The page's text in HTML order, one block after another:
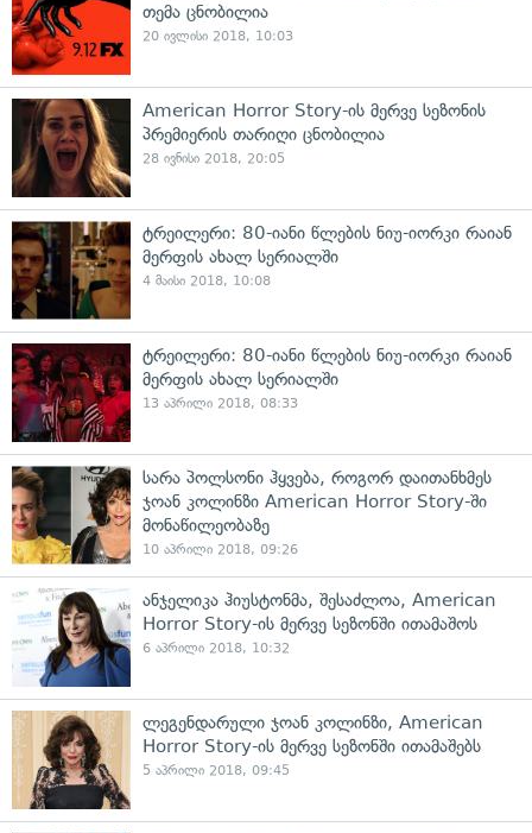
თემა ცნობილია
20 ივლისი 2018, 10:03
American Horror Story-ის მერვე სეზონის
პრემიერის თარიღი ცნობილია
28 ივნისი 2018, 20:05
ტრეილერი: 80-იანი წლების ნიუ-იორკი რაიან
მერფის ახალ სერიალში
4 მაისი 2018, 10:08
ტრეილერი: 80-იანი წლების ნიუ-იორკი რაიან
მერფის ახალ სერიალში
13 აპრილი 2018, 08:33
სარა პოლსონი ჰყვება, როგორ დაითანხმეს
ჯოან კოლინზი American Horror Story-ში
მონაწილეობაზე
10 აპრილი 2018, 09:26
ანჯელიკა ჰიუსტონმა, შესაძლოა, American
Horror Story-ის მერვე სეზონში ითამაშოს
6 აპრილი 2018, 10:32
ლეგენდარული ჯოან კოლინზი, American
Horror Story-ის მერვე სეზონში ითამაშებს
5 აპრილი 2018, 09:45